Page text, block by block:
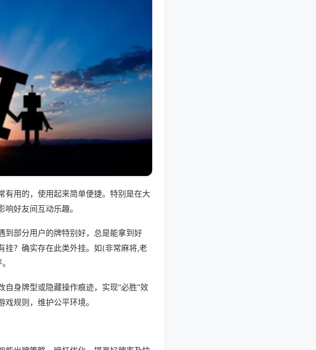
有用的，使用起来简单便捷。特别是在大
好友间互动乐趣。
到部分用户的牌特别好，总是能拿到好
挂？确实存在此类外挂。如(非常麻将,老
身牌型或隐藏操作痕迹，实现“必胜”效
规则，维护公平环境。